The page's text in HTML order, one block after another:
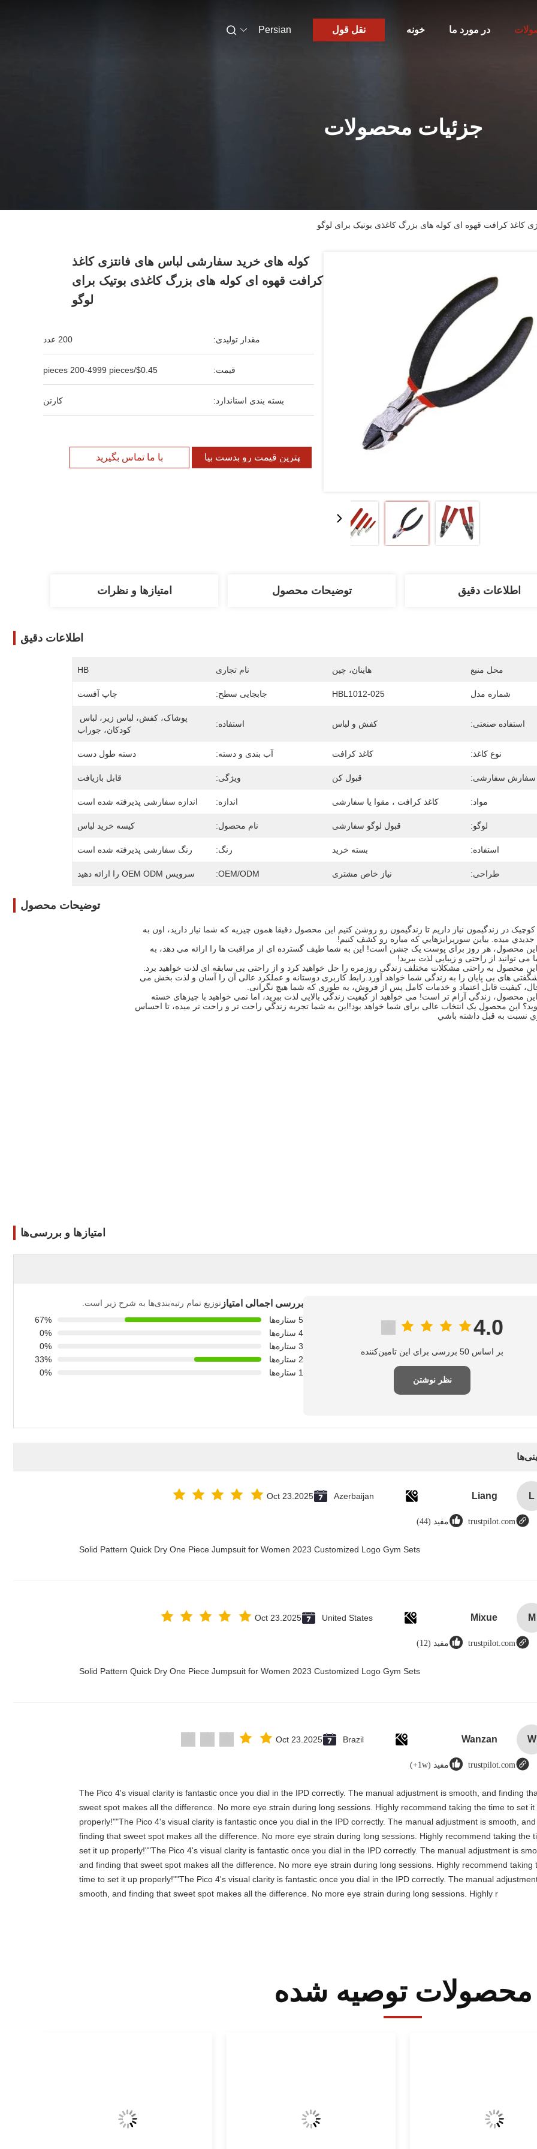
خونه در مورد ما نقل قول Persian
جزئیات محصولات
کاغذ کرافت قهوه ای کوله های بزرگ کاغذی بوتیک برای لوگو
کوله های خرید سفارشی لباس های فانتزی کاغذ
کرافت قهوه ای کوله های بزرگ کاغذی بوتیک برای
لوگو
مقدار تولیدی: 200 عدد
قیمت: $0.45/pieces 200-4999 pieces
بسته بندی استاندارد: کارتن
بهترین قیمت رو بدست بیار با ما تماس بگیرید
اطلاعات دقیق توضیحات محصول امتیازها و نظرات
اطلاعات دقیق
محل منبع هاینان، چین نام تجاری HB
شماره مدل HBL1012-025 جابجایی سطح: چاپ آفست
استفاده صنعتی: کفش و لباس استفاده:
کودکان، جوراب
نوع کاغذ: کاغذ کرافت آب بندی و دسته: دسته طول دست
سفارش سفارشی: قبول کن ویژگی: قابل بازیافت
مواد: کاغذ کرافت ، مقوا یا سفارشی اندازه: اندازه سفارشی پذیرفته شده است
لوگو: قبول لوگو سفارشی نام محصول: کیسه خرید لباس
استفاده: بسته خرید رنگ: رنگ سفارشی پذیرفته شده است
طراحی: نیاز خاص مشتری OEM/ODM: سرویس OEM ODM را ارائه دهید
توضیحات محصول
کوچيک در زندگيمون نياز داريم تا زندگيمون رو روشن کنيم اين محصول دقیقا همون چيزيه که شما نياز داريد، اون به
ميده. بياين سورپرايزهايي که مياره رو کشف کنيم!
این محصول، هر روز برای پوست یک جشن است! این به شما طیف گسترده ای از مراقبت ها را ارائه می دهد، به
توانید از راحتی و زیبایی لذت ببرید!
این محصول به راحتی مشکلات مختلف زندگی روزمره را حل خواهید کرد و از راحتی بی سابقه ای لذت خواهید برد.
های بی پایان را به زندگی شما خواهد آورد.رابط کاربری دوستانه و عملکرد عالی آن را آسان و لذت بخش می
کیفیت قابل اعتماد و خدمات کامل پس از فروش، به طوری که شما هیچ نگرانی.
این محصول، زندگی آرام تر است! می خواهید از کیفیت زندگی بالایی لذت ببرید، اما نمی خواهید با چیزهای خسته
این محصول یک انتخاب عالی برای شما خواهد بود!اين به شما تجربه زندگي راحت تر و راحت تر ميده، تا احساس
نسبت به قبل داشته باشي
امتیازها و بررسی‌ها
4.0
بر اساس 50 بررسی برای این تامین‌کننده
نظر نوشتن
بررسی اجمالی امتیاز توزیع تمام رتبه‌بندی‌ها به شرح زیر است.
5 ستاره‌ها
67%
4 ستاره‌ها
0%
3 ستاره‌ها
0%
2 ستاره‌ها
33%
1 ستاره‌ها
0%
L
Liang
Azerbaijan
Oct 23.2025
trustpilot.com مفید (44)
Solid Pattern Quick Dry One Piece Jumpsuit for Women 2023 Customized Logo Gym Sets
M
Mixue
United States
Oct 23.2025
trustpilot.com مفید (12)
Solid Pattern Quick Dry One Piece Jumpsuit for Women 2023 Customized Logo Gym Sets
W
Wanzan
Brazil
Oct 23.2025
trustpilot.com مفید (1w+)
"The Pico 4's visual clarity is fantastic once you dial in the IPD correctly. The manual adjustment is smooth, and finding
sweet spot makes all the difference. No more eye strain during long sessions. Highly recommend taking the time to set it
properly!""The Pico 4's visual clarity is fantastic once you dial in the IPD correctly. The manual adjustment is smooth, and
finding that sweet spot makes all the difference. No more eye strain during long sessions. Highly recommend taking the
set it up properly!""The Pico 4's visual clarity is fantastic once you dial in the IPD correctly. The manual adjustment is
and finding that sweet spot makes all the difference. No more eye strain during long sessions. Highly recommend taking
time to set it up properly!""The Pico 4's visual clarity is fantastic once you dial in the IPD correctly. The manual
smooth, and finding that sweet spot makes all the difference. No more eye strain during long sessions. Highly r
محصولات توصیه شده